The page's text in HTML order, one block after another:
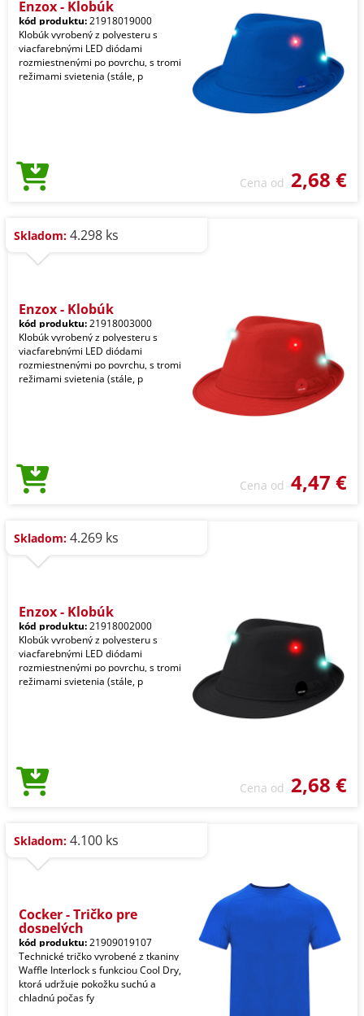
Enzox - Klobúk
kód produktu:21918019000
Klobúk vyrobený z polyesteru s
viacfarebnými LED diódami
rozmiestnenými po povrchu, s tromi
režimami svietenia (stále, p
Cena od 2,68 €
Skladom: 4.298 ks
Enzox - Klobúk
kód produktu:21918003000
Klobúk vyrobený z polyesteru s
viacfarebnými LED diódami
rozmiestnenými po povrchu, s tromi
režimami svietenia (stále, p
Cena od 4,47 €
Skladom: 4.269 ks
Enzox - Klobúk
kód produktu:21918002000
Klobúk vyrobený z polyesteru s
viacfarebnými LED diódami
rozmiestnenými po povrchu, s tromi
režimami svietenia (stále, p
Cena od 2,68 €
Skladom: 4.100 ks
Cocker - Tričko pre
dospelých
kód produktu:21909019107
Technické tričko vyrobené z tkaniny
Waffle Interlock s funkciou Cool Dry,
ktorá udržuje pokožku suchú a
chladnú počas fy